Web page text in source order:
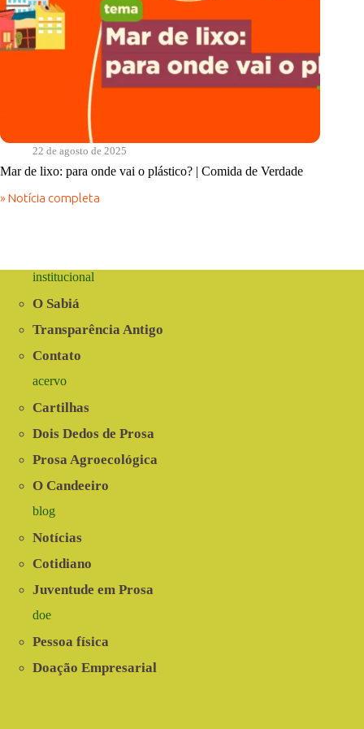
22 de agosto de 2025
Mar de lixo: para onde vai o plástico? | Comida de Verdade
» Notícia completa
Mar
vai
plástico?
Comida
Verdade
institucional
O Sabiá
Transparência Antigo
Contato
acervo
Cartilhas
Dois Dedos de Prosa
Prosa Agroecológica
O Candeeiro
blog
Notícias
Cotidiano
Juventude em Prosa
doe
Pessoa física
Doação Empresarial